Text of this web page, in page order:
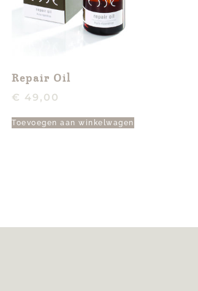
Repair Oil
€ 49,00
Toevoegen aan winkelwagen